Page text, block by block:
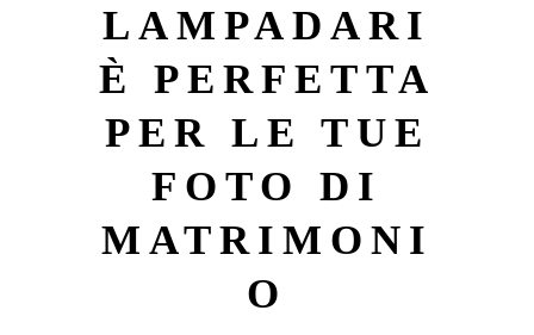
LAMPADARI
È PERFETTA
PER LE TUE
FOTO DI
MATRIMONI
O